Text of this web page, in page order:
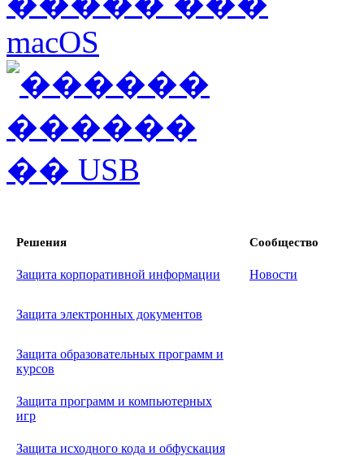
Решения Сообщество
Защита корпоративной информации Новости
Защита электронных документов
Защита образовательных программ и
курсов
Защита программ и компьютерных
игр
Защита исходного кода и обфускация